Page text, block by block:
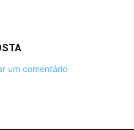
um comentário